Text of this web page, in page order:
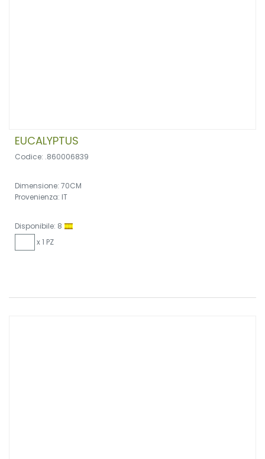
EUCALYPTUS
Codice: .860006839
Dimensione: 70CM
Provenienza: IT
Disponibile: 8
x 1 PZ